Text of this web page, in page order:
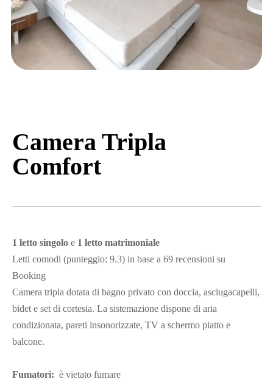
Camera Tripla
Comfort
1 letto singolo e 1 letto matrimoniale
Letti comodi (punteggio: 9.3) in base a 69 recensioni su
Booking
Camera tripla dotata di bagno privato con doccia, asciugacapelli,
bidet e set di cortesia. La sistemazione dispone di aria
condizionata, pareti insonorizzate, TV a schermo piatto e
balcone.
Fumatori: è vietato fumare